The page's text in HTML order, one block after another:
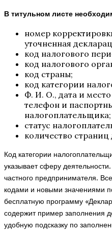
В титульном листе
номер
уточненная
код налогового
код налогового
код страны;
код категории
Ф. И. О., дата и
телефон и
налогоплательщика;
статус
количество
Код категории
указывает сферу
частного предпринимателя.
кодами и новыми значениями
бесплатную программу
содержит пример заполнения
удобную подсказку по